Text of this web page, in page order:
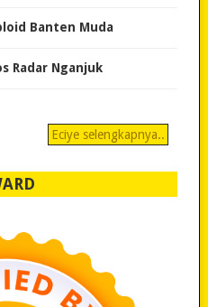
Banten Muda
Radar Nganjuk
Eciye selengkapnya..